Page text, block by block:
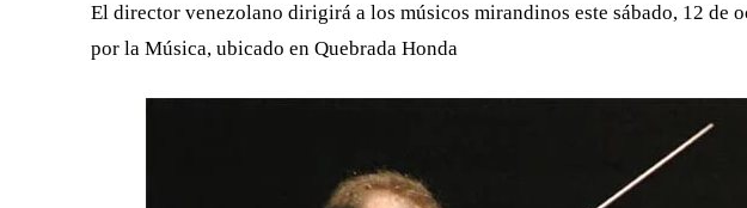
El director venezolano dirigirá a los músicos mirandinos este sábado, 12 de
por la Música, ubicado en Quebrada Honda